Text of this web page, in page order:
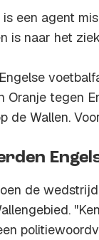
een agent
is naar het
Oranje tegen
de Wallen.
de